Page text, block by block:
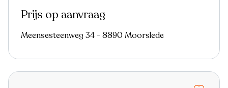
Prijs op aanvraag
Meensesteenweg 34 - 8890 Moorslede